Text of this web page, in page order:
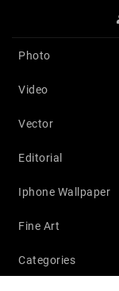
Photo
Video
Vector
Editorial
Iphone Wallpaper
Fine Art
Categories